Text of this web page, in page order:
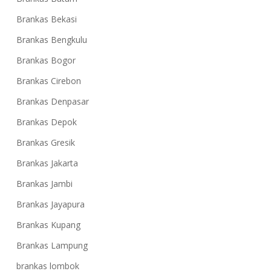
Brankas Bekasi
Brankas Bengkulu
Brankas Bogor
Brankas Cirebon
Brankas Denpasar
Brankas Depok
Brankas Gresik
Brankas Jakarta
Brankas Jambi
Brankas Jayapura
Brankas Kupang
Brankas Lampung
brankas lombok